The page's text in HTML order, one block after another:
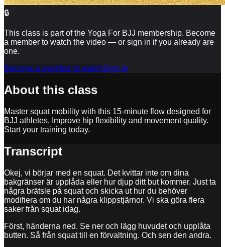
🔒
This class is part of the Yoga For BJJ membership. Become
a member to watch the video — or sign in if you already are
one.
Become a member to watchSign in
About this class
Master squat mobility with this 15-minute flow designed for
BJJ athletes. Improve hip flexibility and movement quality.
Start your training today.
Transcript
Okej, vi börjar med en squat. Det kvittar inte om dina
bakgränser är upplåda eller hur djup ditt but kommer. Just ta
några brätsle på squat och skicka ut hur du behöver
modifiera om du har några klippstjärnor. Vi ska göra flera
saker från squat idag.
Först, händerna ned. Se ner och lägg huvudet och upplåta
butten. Så från squat till en förvaltning. Och sen den andra.